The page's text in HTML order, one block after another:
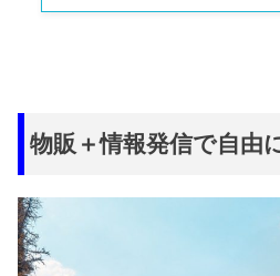
物販＋情報発信で自由